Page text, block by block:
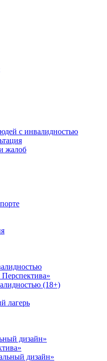
с инвалидностью
жалоб
Перспектива»
(18+)
лагерь
дизайн»
дизайн»